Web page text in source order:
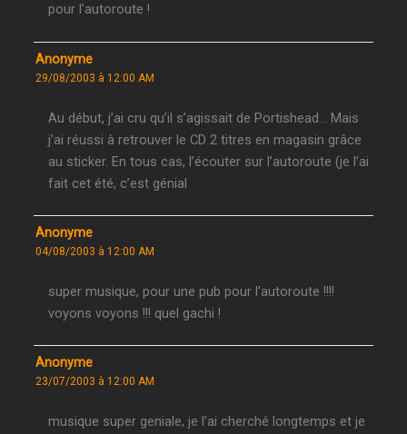
pour l’autoroute !
Anonyme
29/08/2003 à 12:00 AM
Au début, j’ai cru qu’il s’agissait de Portishead… Mais
j’ai réussi à retrouver le CD 2 titres en magasin grâce
au sticker. En tous cas, l’écouter sur l’autoroute (je l’ai
fait cet été, c’est génial
Anonyme
04/08/2003 à 12:00 AM
super musique, pour une pub pour l’autoroute !!!!
voyons voyons !!! quel gachi !
Anonyme
23/07/2003 à 12:00 AM
musique super geniale, je l’ai cherché longtemps et je